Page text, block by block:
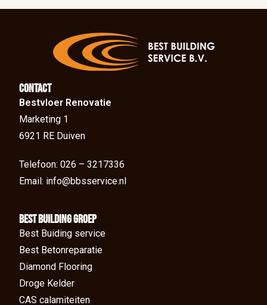
Contact
Bestvloer Renovatie
Marketing 1
6921 RE Duiven
Telefoon: 026 – 3217336
Email: info@bbsservice.nl
BEst Building groep
Best Buiding service
Best Betonreparatie
Diamond Flooring
Droge Kelder
CAS calamiteiten